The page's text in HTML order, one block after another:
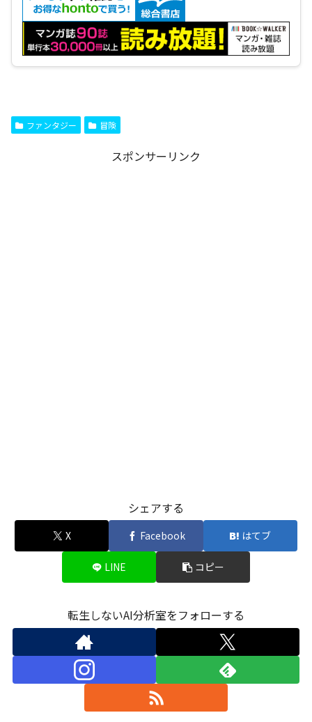
ファンタジー 冒険
スポンサーリンク
シェアする
X Facebook はてブ
LINE コピー
転生しないAI分析室をフォローする